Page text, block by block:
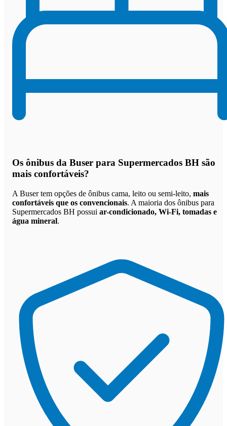
Os ônibus da Buser para Supermercados BH são
mais confortáveis?
A Buser tem opções de ônibus cama, leito ou semi-leito, mais
confortáveis que os convencionais. A maioria dos ônibus para
Supermercados BH possui ar-condicionado, Wi-Fi, tomadas e
água mineral.